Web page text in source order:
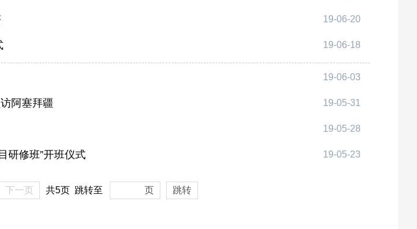
19-06-20
19-06-18
19-06-03
阿塞拜疆 19-05-31
19-05-28
研修班”开班仪式 19-05-23
下一页 共5页 跳转至 页 跳转